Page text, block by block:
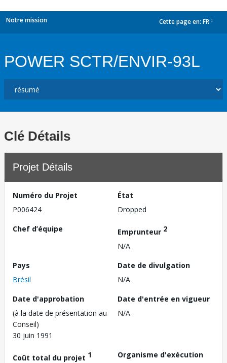
Notre mission Cette page en: FR
POWER SCTR/ENVIR-93L
Clé Détails
Projet Détails
Numéro du Projet
P006424
État
Dropped
Chef d’équipe
Emprunteur 2
N/A
Pays
Brésil
Date de divulgation
N/A
Date d'approbation
(à la date de présentation au
Conseil)
30 juin 1991
Date d'entrée en vigueur
N/A
Coût total du projet 1
Organisme d'exécution